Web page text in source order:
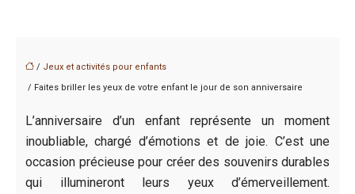
/ Jeux et activités pour enfants
/ Faites briller les yeux de votre enfant le jour de son anniversaire
L’anniversaire d’un enfant représente un moment
inoubliable, chargé d’émotions et de joie. C’est une
occasion précieuse pour créer des souvenirs durables
qui illumineront leurs yeux d’émerveillement.